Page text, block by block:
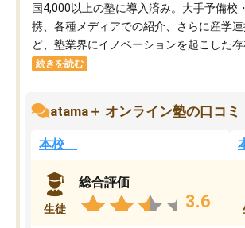
国4,000以上の塾に導入済み。大手予備校
携、各種メディアでの紹介、さらに産学
ど、塾業界にイノベーションを起こした存
続きを読む
atama＋ オンライン塾の口コミ
本校
生徒
総合評価
3.6